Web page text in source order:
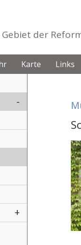
der
Karte Links